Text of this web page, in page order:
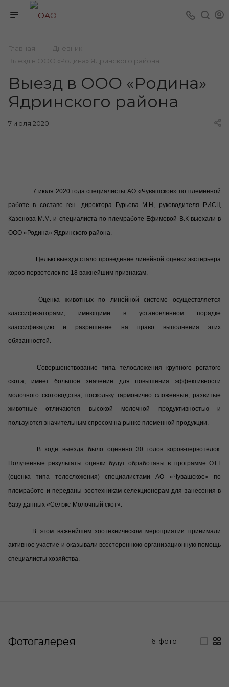
Главная Дневник
Выезд в ООО «Родина» Ядринского района
Выезд в ООО «Родина»
Ядринского района
7 июля 2020
7 июля 2020 года специалисты АО «Чувашское» по племенной
работе в составе ген. директора Гурьева М.Н, руководителя РИСЦ
Казенова М.М. и специалиста по племработе Ефимовой В.К выехали в
ООО «Родина» Ядринского района.
Целью выезда стало проведение линейной оценки экстерьера
коров-первотелок по 18 важнейшим признакам.
Оценка животных по линейной системе осуществляется
классификаторами, имеющими в установленном порядке
классификацию и разрешение на право выполнения этих
обязанностей.
Совершенствование типа телосложения крупного рогатого
скота, имеет большое значение для повышения эффективности
молочного скотоводства, поскольку гармонично сложенные, развитые
животные отличаются высокой молочной продуктивностью и
пользуются значительным спросом на рынке племенной продукции.
В ходе выезда было оценено 30 голов коров-первотелок.
Полученные результаты оценки будут обработаны в программе ОТТ
(оценка типа телосложения) специалистами АО «Чувашское» по
племработе и переданы зоотехникам-селекционерам для занесения в
базу данных «Селэкс-Молочный скот».
В этом важнейшем зоотехническом мероприятии принимали
активное участие и оказывали всестороннюю организационную помощь
специалисты хозяйства.
Фотогалерея 6 фото